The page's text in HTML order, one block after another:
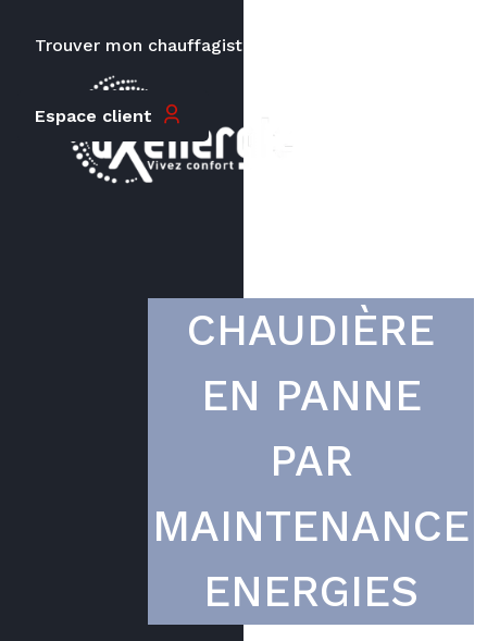
Trouver mon chauffagiste
Espace client
CHAUDIÈRE
EN PANNE
PAR
MAINTENANCE
ENERGIES